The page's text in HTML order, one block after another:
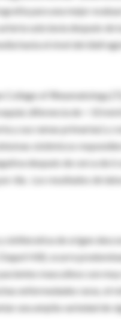
para una mejor
subclavia después
hasta el nivel del
Collage of Rheumatology
diferencia de > 10
y sus ramas primarias) y
sistémicos
después de cerca de
día. Los resultados de
obliterativa de origen
Hill); ocurre
masculinos son
enfermedades raras,
una amplia variedad de